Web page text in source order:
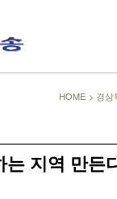
HOME > 경상
는 지역 만